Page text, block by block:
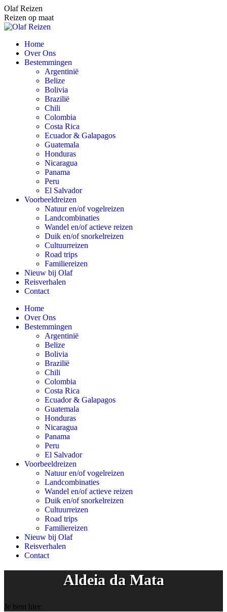
Spring
naar
content
Olaf Reizen
Reizen op maat
Home
Over Ons
Bestemmingen
Argentinië
Belize
Bolivia
Brazilië
Chili
Colombia
Costa Rica
Ecuador & Galapagos
Guatemala
Honduras
Nicaragua
Panama
Peru
El Salvador
Voorbeeldreizen
Natuur en/of vogelreizen
Landcombinaties
Wandel en/of actieve reizen
Duik en/of snorkelreizen
Cultuurreizen
Road trips
Familiereizen
Nieuw bij Olaf
Reisverhalen
Contact
Home
Over Ons
Bestemmingen
Argentinië
Belize
Bolivia
Brazilië
Chili
Colombia
Costa Rica
Ecuador & Galapagos
Guatemala
Honduras
Nicaragua
Panama
Peru
El Salvador
Voorbeeldreizen
Natuur en/of vogelreizen
Landcombinaties
Wandel en/of actieve reizen
Duik en/of snorkelreizen
Cultuurreizen
Road trips
Familiereizen
Nieuw bij Olaf
Reisverhalen
Contact
Aldeia da Mata
Je bent hier: